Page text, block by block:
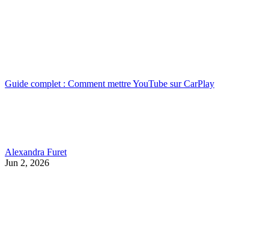
Guide complet : Comment mettre YouTube sur CarPlay
Alexandra Furet
Jun 2, 2026